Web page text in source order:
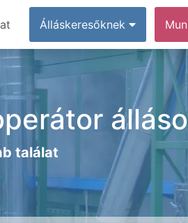
Álláskeresőknek
találat